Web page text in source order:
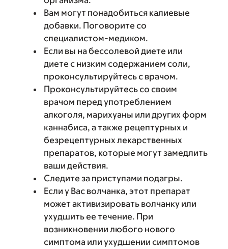
Вам могут понадобиться калиевые
добавки. Поговорите со
специалистом-медиком.
Если вы на бессолевой диете или
диете с низким содержанием соли,
проконсультируйтесь с врачом.
Проконсультируйтесь со своим
врачом перед употреблением
алкоголя, марихуаны или других форм
каннабиса, а также рецептурных и
безрецептурных лекарственных
препаратов, которые могут замедлить
ваши действия.
Следите за приступами подагры.
Если у Вас волчанка, этот препарат
может активизировать волчанку или
ухудшить ее течение. При
возникновении любого нового
симптома или ухудшении симптомов